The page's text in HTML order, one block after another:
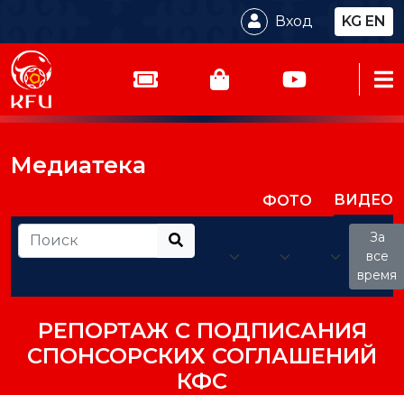
Вход KG EN
Медиатека
ФОТО ВИДЕО
За
все
время
РЕПОРТАЖ С ПОДПИСАНИЯ
СПОНСОРСКИХ СОГЛАШЕНИЙ
КФС